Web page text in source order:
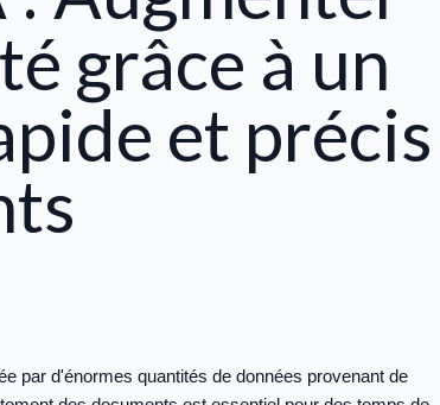
grâce à un
et précis
par d'énormes quantités de données provenant de